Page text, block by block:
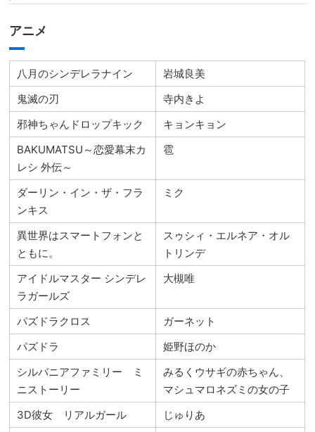
アニメ
八月のシンデレラナイン
岩城良美
鬼滅の刃
寺内きよ
邪神ちゃんドロップキック
キョンキョン
BAKUMATSU～恋愛幕末カ
レシ 外伝～
雹
ダーリン・イン・ザ・フラ
ンキス
ミク
異世界はスマートフォンと
ともに。
スゥシィ・エルネア・オル
トリンデ
アイドルマスター シンデレ
ラガールズ
大槻唯
パズドラクロス
ガーネット
パズドラ
姫野ほのか
シルバニアファミリー ミ
ニストーリー
みるくウサギの赤ちゃん、
マシュマロネズミの女の子
3D彼女 リアルガール
じゅりあ